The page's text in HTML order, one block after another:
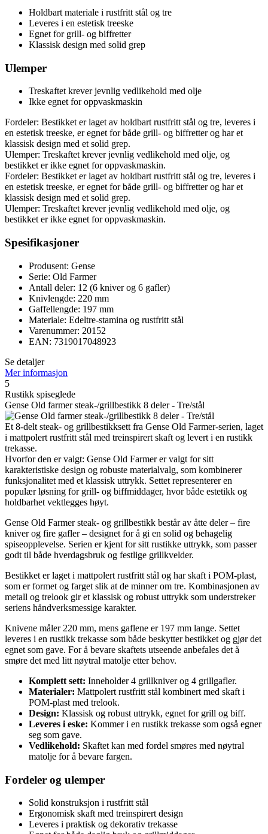
Holdbart materiale i rustfritt stål og tre
Leveres i en estetisk treeske
Egnet for grill- og biffretter
Klassisk design med solid grep
Ulemper
Treskaftet krever jevnlig vedlikehold med olje
Ikke egnet for oppvaskmaskin
Fordeler: Bestikket er laget av holdbart rustfritt stål og tre, leveres i
en estetisk treeske, er egnet for både grill- og biffretter og har et
klassisk design med et solid grep.
Ulemper: Treskaftet krever jevnlig vedlikehold med olje, og
bestikket er ikke egnet for oppvaskmaskin.
Fordeler: Bestikket er laget av holdbart rustfritt stål og tre, leveres i
en estetisk treeske, er egnet for både grill- og biffretter og har et
klassisk design med et solid grep.
Ulemper: Treskaftet krever jevnlig vedlikehold med olje, og
bestikket er ikke egnet for oppvaskmaskin.
Spesifikasjoner
Produsent: Gense
Serie: Old Farmer
Antall deler: 12 (6 kniver og 6 gafler)
Knivlengde: 220 mm
Gaffellengde: 197 mm
Materiale: Edeltre-stamina og rustfritt stål
Varenummer: 20152
EAN: 7319017048923
Se detaljer
Mer informasjon
5
Rustikk spiseglede
Gense Old farmer steak-/grillbestikk 8 deler - Tre/stål
Et 8-delt steak- og grillbestikksett fra Gense Old Farmer-serien, laget
i mattpolert rustfritt stål med treinspirert skaft og levert i en rustikk
trekasse.
Hvorfor den er valgt: Gense Old Farmer er valgt for sitt
karakteristiske design og robuste materialvalg, som kombinerer
funksjonalitet med et klassisk uttrykk. Settet representerer en
populær løsning for grill- og biffmiddager, hvor både estetikk og
holdbarhet vektlegges høyt.
Gense Old Farmer steak- og grillbestikk består av åtte deler – fire
kniver og fire gafler – designet for å gi en solid og behagelig
spiseopplevelse. Serien er kjent for sitt rustikke uttrykk, som passer
godt til både hverdagsbruk og festlige grillkvelder.
Bestikket er laget i mattpolert rustfritt stål og har skaft i POM-plast,
som er formet og farget slik at de minner om tre. Kombinasjonen av
metall og trelook gir et klassisk og robust uttrykk som understreker
seriens håndverksmessige karakter.
Knivene måler 220 mm, mens gaflene er 197 mm lange. Settet
leveres i en rustikk trekasse som både beskytter bestikket og gjør det
egnet som gave. For å bevare skaftets utseende anbefales det å
smøre det med litt nøytral matolje etter behov.
Komplett sett: Inneholder 4 grillkniver og 4 grillgafler.
Materialer: Mattpolert rustfritt stål kombinert med skaft i
POM-plast med trelook.
Design: Klassisk og robust uttrykk, egnet for grill og biff.
Leveres i eske: Kommer i en rustikk trekasse som også egner
seg som gave.
Vedlikehold: Skaftet kan med fordel smøres med nøytral
matolje for å bevare fargen.
Fordeler og ulemper
Solid konstruksjon i rustfritt stål
Ergonomisk skaft med treinspirert design
Leveres i praktisk og dekorativ trekasse